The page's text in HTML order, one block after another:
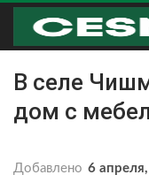
В селе
дом с
Добавлено 6